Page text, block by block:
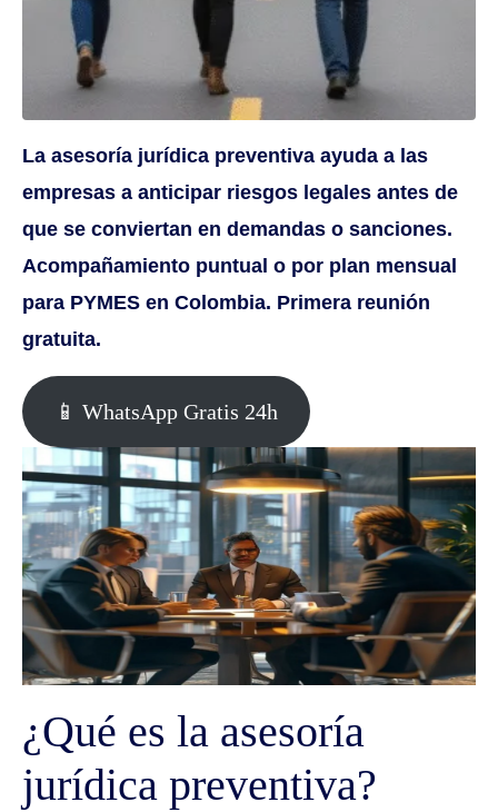
La asesoría jurídica preventiva ayuda a las
empresas a anticipar riesgos legales antes de
que se conviertan en demandas o sanciones.
Acompañamiento puntual o por plan mensual
para PYMES en Colombia. Primera reunión
gratuita.
📱 WhatsApp Gratis 24h
¿Qué es la asesoría
jurídica preventiva?